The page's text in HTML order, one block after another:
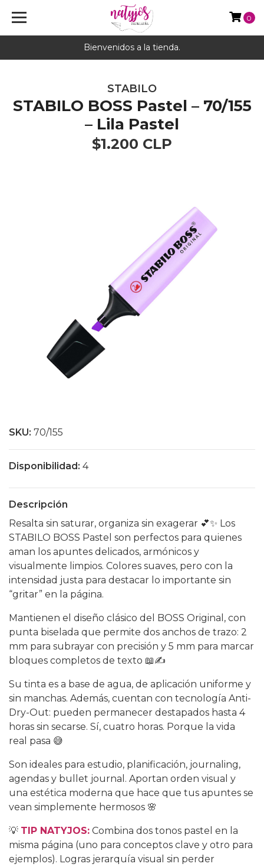
Bienvenidos a la tienda.
0
STABILO
STABILO BOSS Pastel – 70/155
– Lila Pastel
$1.200 CLP
SKU: 70/155
Disponibilidad: 4
Descripción
Resalta sin saturar, organiza sin exagerar 💕✨ Los
STABILO BOSS Pastel son perfectos para quienes
aman los apuntes delicados, armónicos y
visualmente limpios. Colores suaves, pero con la
intensidad justa para destacar lo importante sin
“gritar” en la página.
Mantienen el diseño clásico del BOSS Original, con
punta biselada que permite dos anchos de trazo: 2
mm para subrayar con precisión y 5 mm para marcar
bloques completos de texto 📖✍️
Su tinta es a base de agua, de aplicación uniforme y
sin manchas. Además, cuentan con tecnología Anti-
Dry-Out: pueden permanecer destapados hasta 4
horas sin secarse. Sí, cuatro horas. Porque la vida
real pasa 😅
Son ideales para estudio, planificación, journaling,
agendas y bullet journal. Aportan orden visual y
una estética moderna que hace que tus apuntes se
vean simplemente hermosos 🌸
💡 TIP NATYJOS: Combina dos tonos pastel en la
misma página (uno para conceptos clave y otro para
ejemplos). Logras jerarquía visual sin perder